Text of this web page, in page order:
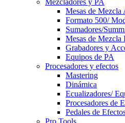
Mesas de Mezcla
Formato 500/
Sumadores/
Mesas de Mezcla
Grabadores y
Equipos de PA
Procesadores y efectos
Mastering
Dinámica
Ecualizadores/
Procesadores de
Pedales de
Pro Tools